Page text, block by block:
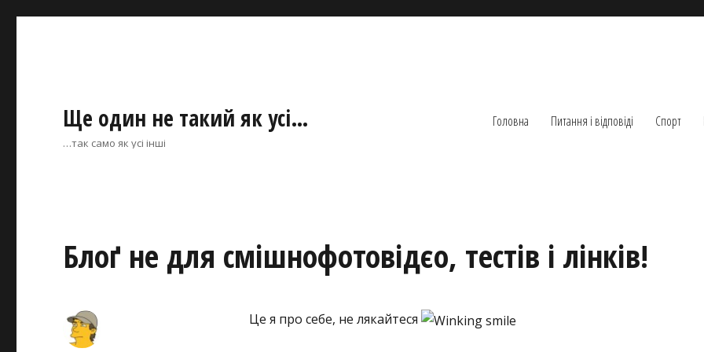
Ще один не такий як усі…
…так само як усі інші
Головна Питання і відповіді Спорт
Блоґ не для смішнофотовідєо, тестів і лінків!
Це я про себе, не лякайтеся